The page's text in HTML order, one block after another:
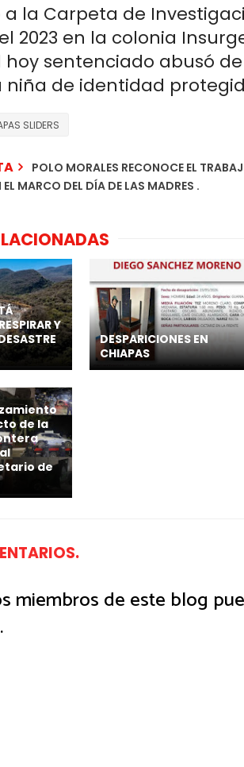
la Carpeta de
2023 en la colonia
hoy sentenciado abusó
niña de identidad
SLIDERS
POLO MORALES RECONOCE EL
MARCO DEL DÍA DE LAS MADRES .
Y
DESPARICIONES EN
CHIAPAS
de la
de
miembros de este blog